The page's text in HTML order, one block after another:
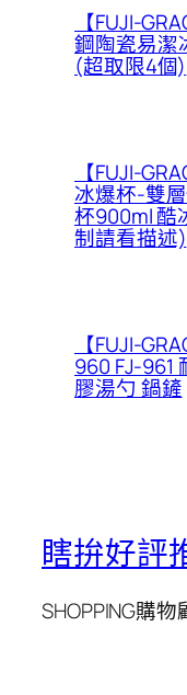
【FUJI-
鋼陶瓷易潔
(超取限4個)
【FUJI-
冰爆杯-雙
杯900ml 酷
制請看描述)
【FUJI-
960 FJ-961
膠湯勺 鍋鏟
瞎拚好評
SHOPPING購